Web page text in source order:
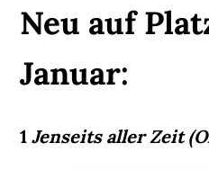
Neu auf
Januar:
1Jenseits aller Zeit